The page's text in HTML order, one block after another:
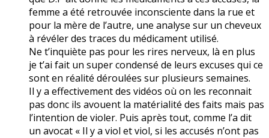
femme a été retrouvée inconsciente dans la rue et
pour la mère de l’autre, une analyse sur un cheveux
à révéler des traces du médicament utilisé.
Ne t’inquiète pas pour les rires nerveux, là en plus
je t’ai fait un super condensé de leurs excuses qui ce
sont en réalité déroulées sur plusieurs semaines.
Il y a effectivement des vidéos où on les reconnait
pas donc ils avouent la matérialité des faits mais pas
l’intention de violer. Puis après tout, comme l’a dit
un avocat « Il y a viol et viol, si les accusés n’ont pas